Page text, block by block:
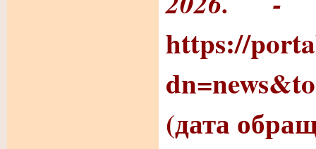
https://
(дата